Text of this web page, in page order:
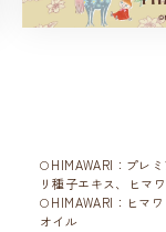
HIMAWARI：プレ
リ種子エキス、ヒマ
HIMAWARI：ヒマ
オイル